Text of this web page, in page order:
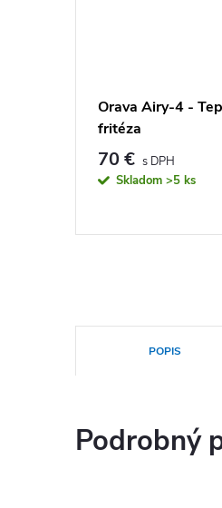
Orava Airy-4 -
fritéza
70 €
Skladom >5 ks
POPIS
Podrobný